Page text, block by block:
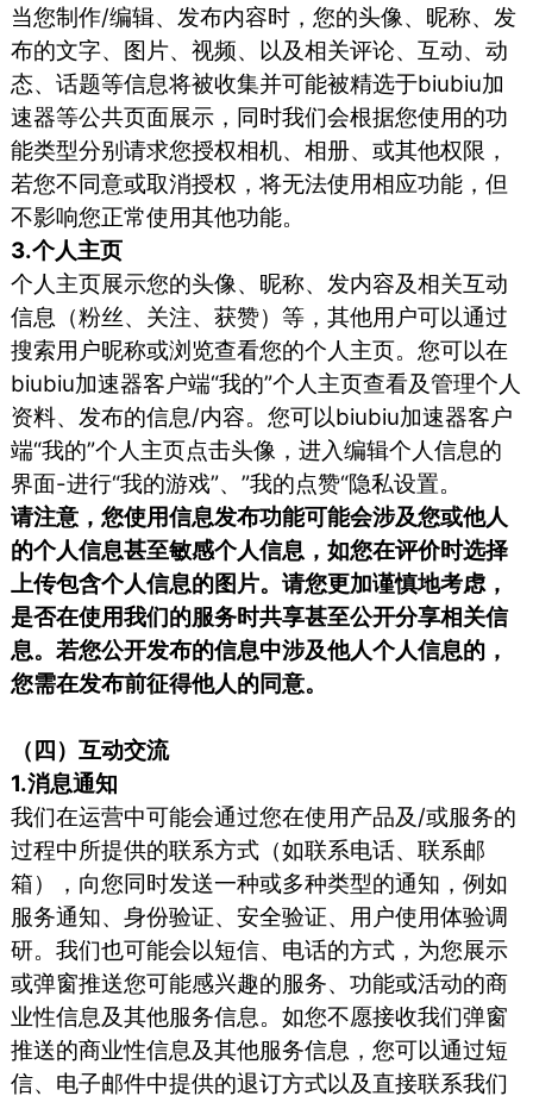
当您制作/编辑、发布内容时，您的头像、昵称、发
布的文字、图片、视频、以及相关评论、互动、动
态、话题等信息将被收集并可能被精选于biubiu加
速器等公共页面展示，同时我们会根据您使用的功
能类型分别请求您授权相机、相册、或其他权限，
若您不同意或取消授权，将无法使用相应功能，但
不影响您正常使用其他功能。
3.个人主页
个人主页展示您的头像、昵称、发内容及相关互动
信息（粉丝、关注、获赞）等，其他用户可以通过
搜索用户昵称或浏览查看您的个人主页。您可以在
biubiu加速器客户端“我的”个人主页查看及管理个人
资料、发布的信息/内容。您可以biubiu加速器客户
端“我的”个人主页点击头像，进入编辑个人信息的
界面-进行“我的游戏”、”我的点赞“隐私设置。
请注意，您使用信息发布功能可能会涉及您或他人
的个人信息甚至敏感个人信息，如您在评价时选择
上传包含个人信息的图片。请您更加谨慎地考虑，
是否在使用我们的服务时共享甚至公开分享相关信
息。若您公开发布的信息中涉及他人个人信息的，
您需在发布前征得他人的同意。
（四）互动交流
1.消息通知
我们在运营中可能会通过您在使用产品及/或服务的
过程中所提供的联系方式（如联系电话、联系邮
箱），向您同时发送一种或多种类型的通知，例如
服务通知、身份验证、安全验证、用户使用体验调
研。我们也可能会以短信、电话的方式，为您展示
或弹窗推送您可能感兴趣的服务、功能或活动的商
业性信息及其他服务信息。如您不愿接收我们弹窗
推送的商业性信息及其他服务信息，您可以通过短
信、电子邮件中提供的退订方式以及直接联系我们